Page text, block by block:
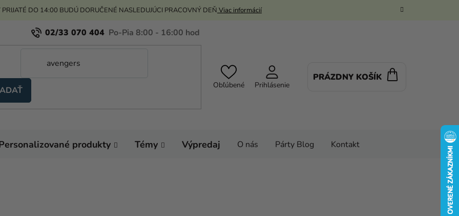
PRIJATÉ DO 14:00 BUDÚ DORUČENÉ NASLEDUJÚCI PRACOVNÝ DEŇ Viac informácií
02/33 070 404
Obľúbené Prihlásenie
PRÁZDNY KOŠÍK
produkty Témy Výpredaj O nás Párty Blog Kontakt